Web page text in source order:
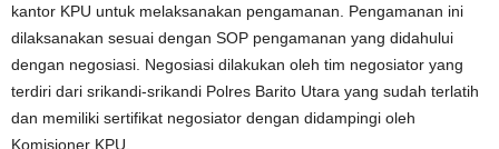
kantor KPU untuk melaksanakan pengamanan. Pengamanan ini
dilaksanakan sesuai dengan SOP pengamanan yang didahului
dengan negosiasi. Negosiasi dilakukan oleh tim negosiator yang
terdiri dari srikandi-srikandi Polres Barito Utara yang sudah terlatih
dan memiliki sertifikat negosiator dengan didampingi oleh
Komisioner KPU.